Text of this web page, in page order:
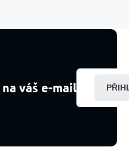
váš e-mail